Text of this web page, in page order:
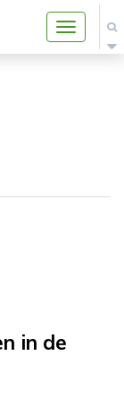
Toggle
in de